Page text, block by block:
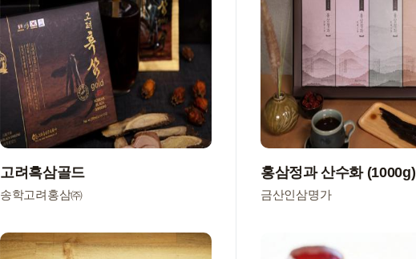
고려흑삼골드
송학고려홍삼㈜
홍삼정과 산수화 (1000g)
금산인삼명가